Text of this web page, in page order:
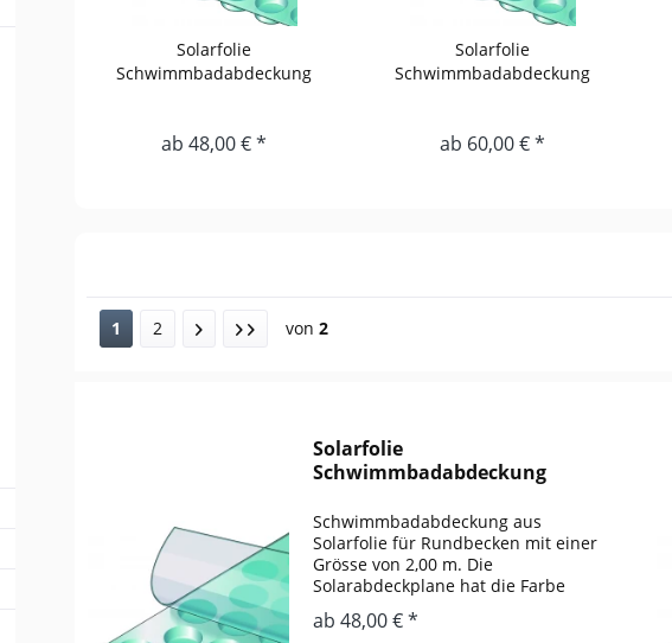
Solarfolie
Schwimmbadabdeckung
ab 48,00 € *
Solarfolie
Schwimmbadabdeckung
ab 60,00 € *
1 2 von 2
Solarfolie
Schwimmbadabdeckung
Schwimmbadabdeckung aus
Solarfolie für Rundbecken mit einer
Grösse von 2,00 m. Die
Solarabdeckplane hat die Farbe
blau. Der Wärmegewinn gegenüber
einem nicht abgedeckten Pool liegt
ab 48,00 € *